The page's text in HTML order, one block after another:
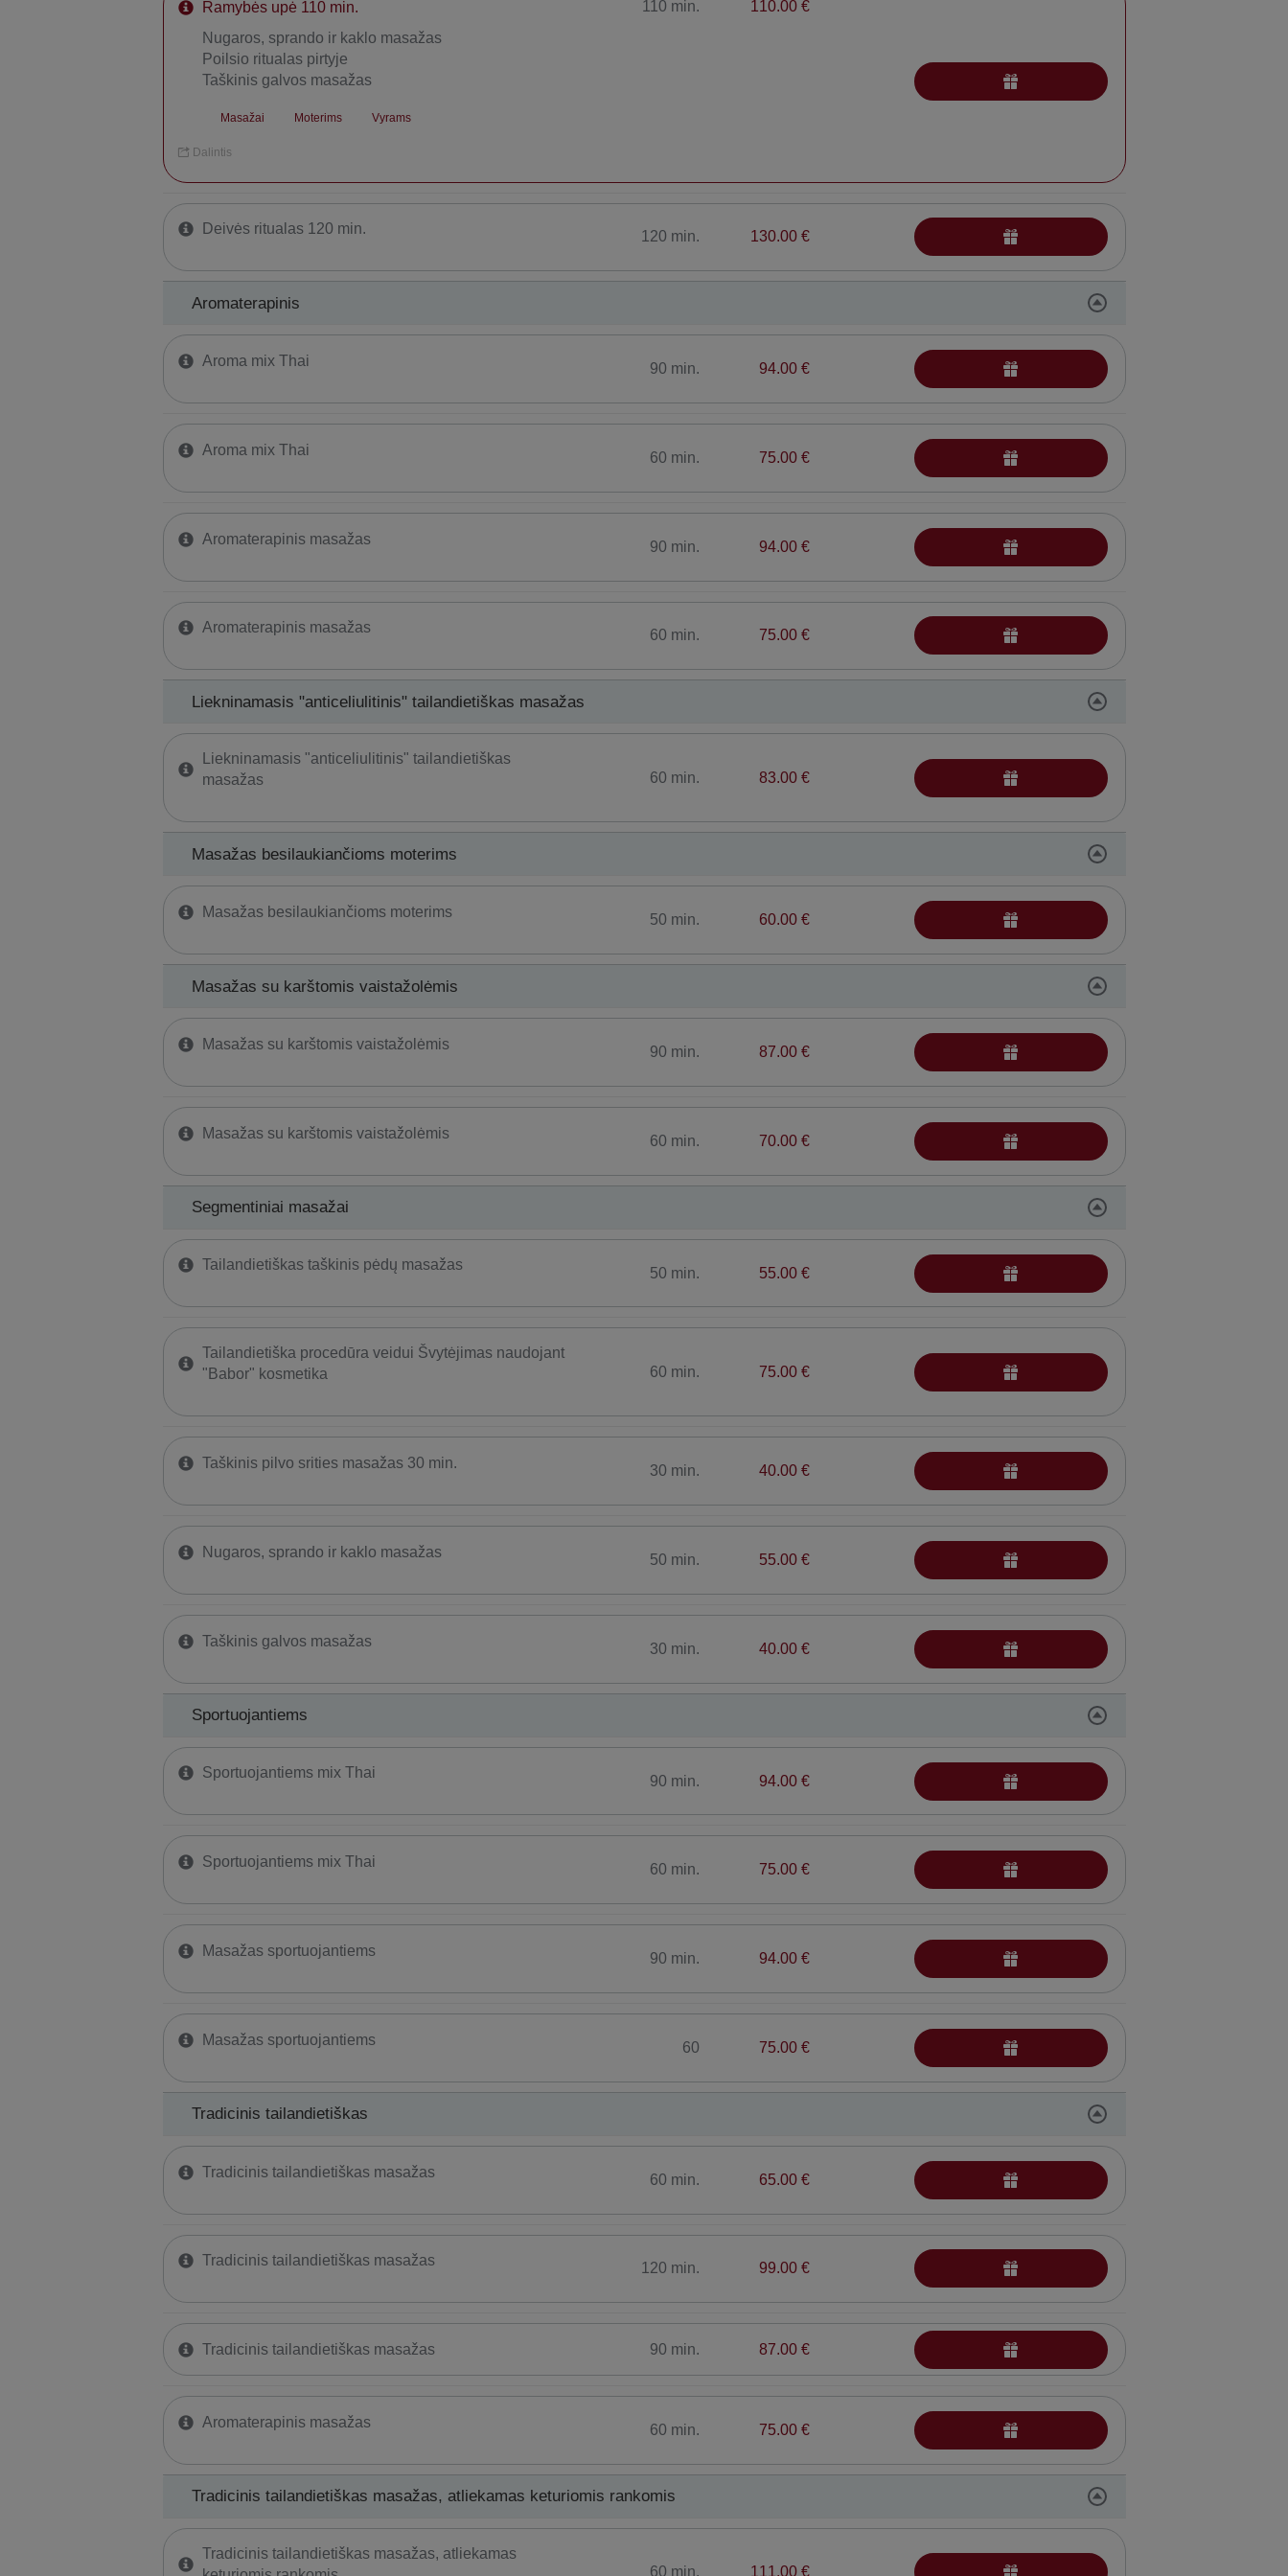
Ramybės upė 110 min. 110 min.
110.00 €
Nugaros, sprando ir kaklo masažas
Poilsio ritualas pirtyje
Taškinis galvos masažas
Masažai Moterims Vyrams
Dalintis
Deivės ritualas 120 min. 120 min. 130.00 €
Aromaterapinis
Aroma mix Thai 90 min. 94.00 €
Aroma mix Thai 60 min. 75.00 €
Aromaterapinis masažas 90 min. 94.00 €
Aromaterapinis masažas 60 min. 75.00 €
Liekninamasis "anticeliulitinis" tailandietiškas masažas
Liekninamasis "anticeliulitinis" tailandietiškas
masažas
60 min. 83.00 €
Masažas besilaukiančioms moterims
Masažas besilaukiančioms moterims 50 min. 60.00 €
Masažas su karštomis vaistažolėmis
Masažas su karštomis vaistažolėmis 90 min. 87.00 €
Masažas su karštomis vaistažolėmis 60 min. 70.00 €
Segmentiniai masažai
Tailandietiškas taškinis pėdų masažas 50 min. 55.00 €
Tailandietiška procedūra veidui Švytėjimas naudojant
"Babor" kosmetika
60 min. 75.00 €
Taškinis pilvo srities masažas 30 min. 30 min. 40.00 €
Nugaros, sprando ir kaklo masažas 50 min. 55.00 €
Taškinis galvos masažas 30 min. 40.00 €
Sportuojantiems
Sportuojantiems mix Thai 90 min. 94.00 €
Sportuojantiems mix Thai 60 min. 75.00 €
Masažas sportuojantiems 90 min. 94.00 €
Masažas sportuojantiems 60 75.00 €
Tradicinis tailandietiškas
Tradicinis tailandietiškas masažas 60 min. 65.00 €
Tradicinis tailandietiškas masažas 120 min. 99.00 €
Tradicinis tailandietiškas masažas 90 min. 87.00 €
Aromaterapinis masažas 60 min. 75.00 €
Tradicinis tailandietiškas masažas, atliekamas keturiomis rankomis
Tradicinis tailandietiškas masažas, atliekamas
60 min. 111.00 €